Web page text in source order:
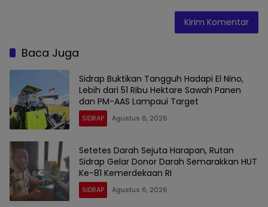
Baca Juga
Sidrap Buktikan Tangguh Hadapi El Nino,
Lebih dari 51 Ribu Hektare Sawah Panen
dan PM-AAS Lampaui Target
SIDRAP Agustus 6, 2026
Setetes Darah Sejuta Harapan, Rutan
Sidrap Gelar Donor Darah Semarakkan HUT
Ke-81 Kemerdekaan RI
SIDRAP Agustus 6, 2026